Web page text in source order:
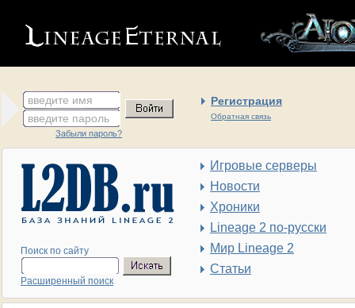
введите имя Регистрация
Обратная связь
введите пароль
Забыли пароль?
Поиск по сайту
Расширенный поиск
Игровые серверы
Новости
Хроники
Lineage 2 по-русски
Мир Lineage 2
Статьи